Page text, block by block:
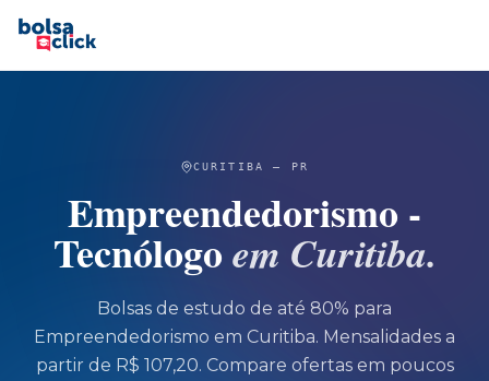
CURITIBA — PR
Empreendedorismo -
Tecnólogoem Curitiba.
Bolsas de estudo de até 80% para
Empreendedorismo em Curitiba. Mensalidades a
partir de R$ 107,20. Compare ofertas em poucos